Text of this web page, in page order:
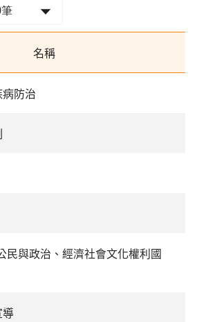
名稱
防治
民與政治、經濟社會文化權利國